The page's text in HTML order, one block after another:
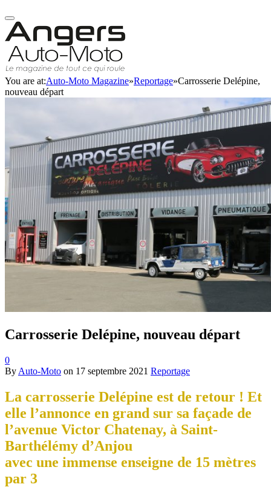
You are at:Auto-Moto Magazine»Reportage»Carrosserie Delépine,
nouveau départ
Carrosserie Delépine, nouveau départ
0
By Auto-Moto on 17 septembre 2021 Reportage
La carrosserie Delépine est de retour ! Et
elle l’annonce en grand sur sa façade de
l’avenue Victor Chatenay, à Saint-
Barthélémy d’Anjou
avec une immense enseigne de 15 mètres
par 3